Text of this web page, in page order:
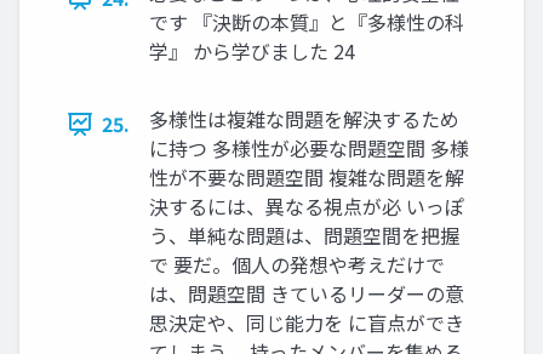
です 『決断の本質』と『多様性の科
学』 から学びました 24
25.
多様性は複雑な問題を解決するため
に持つ 多様性が必要な問題空間 多様
性が不要な問題空間 複雑な問題を解
決するには、異なる視点が必 いっぽ
う、単純な問題は、問題空間を把握
で 要だ。個人の発想や考えだけで
は、問題空間 きているリーダーの意
思決定や、同じ能力を に盲点ができ